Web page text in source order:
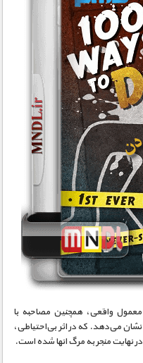
واقعی، همچنین مصاحبه با
می‌دهد. که در اثر بی‌احتیاطی،
نهایت منجر به مرگ انها شده است.